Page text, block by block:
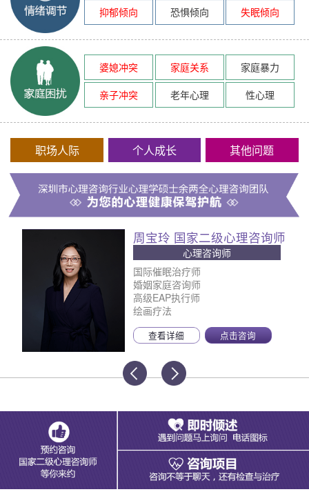
抑郁倾向
恐惧倾向 失眠倾向
婆媳冲突 家庭关系
家庭暴力
亲子冲突
老年心理 性心理
职场人际 个人成长 其他问题
周宝玲 国家二级心理咨询师
心理咨询师
国际催眠治疗师
婚姻家庭咨询师
高级EAP执行师
绘画疗法
查看详细 点击咨询